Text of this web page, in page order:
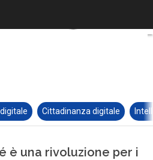
Cittadinanza digitale
è una rivoluzione per i